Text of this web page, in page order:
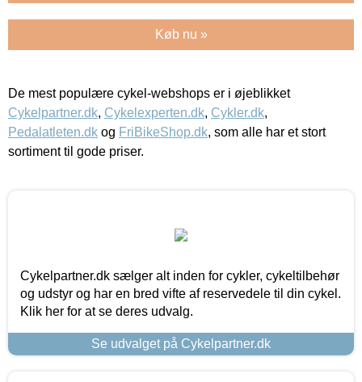
Køb nu »
De mest populære cykel-webshops er i øjeblikket
Cykelpartner.dk, Cykelexperten.dk, Cykler.dk,
Pedalatleten.dk og FriBikeShop.dk, som alle har et stort
sortiment til gode priser.
Cykelpartner.dk sælger alt inden for cykler, cykeltilbehør
og udstyr og har en bred vifte af reservedele til din cykel.
Klik her for at se deres udvalg.
Se udvalget på Cykelpartner.dk